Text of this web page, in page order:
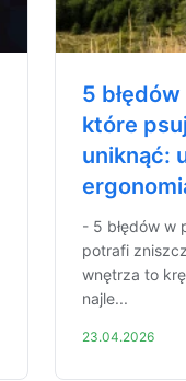
5
które
uniknąć:
- 5 błędów w
potrafi
wnętrza to
najle...
23.04.2026